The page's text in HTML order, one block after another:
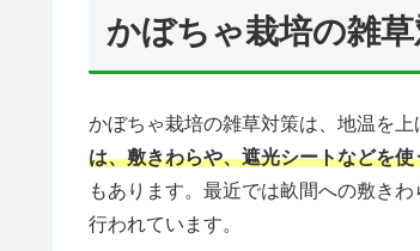
かぼちゃ栽培の雑
かぼちゃ栽培の雑草対策は、地温を上
は、敷きわらや、遮光シートなどを使
もあります。最近では畝間への敷き
行われています。